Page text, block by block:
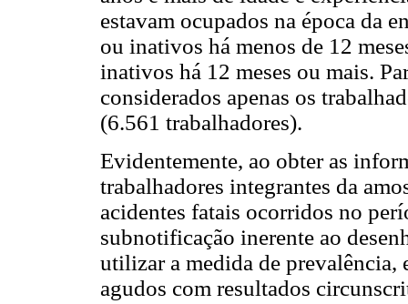
estavam ocupados na época da
ou inativos há menos de 12
inativos há 12 meses ou mais.
considerados apenas os
(6.561 trabalhadores).
Evidentemente, ao obter as
trabalhadores integrantes da
acidentes fatais ocorridos no
subnotificação inerente ao
utilizar a medida de prevalência,
agudos com resultados